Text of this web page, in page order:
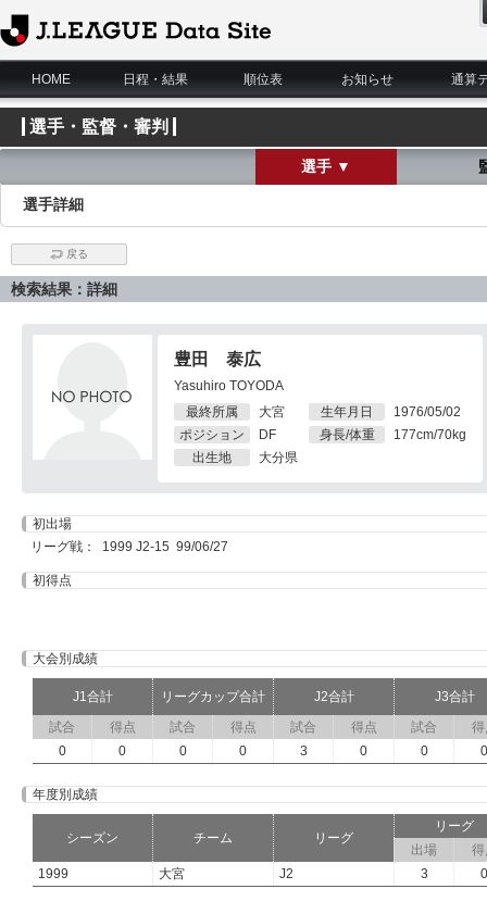
J.League Data Site
HOME
日程・結果 順位表 お知らせ 通算
選手・監督・審判
選手 ▼
選手詳細
戻る
検索結果：詳細
豊田 泰広
Yasuhiro TOYODA
最終所属
大宮
ポジション
DF
出生地
大分県
生年月日
1976/05/02
身長/体重
177cm/70kg
初出場
リーグ戦： 1999 J2-15 99/06/27
初得点
大会別成績
J1合計 リーグカップ合計 J2合計
J3合計
試合
得点 試合 得点 試合 得点 試合
得
0
0 0 0 3 0 0 0
年度別成績
シーズン チーム リーグ
リーグ
出場
得
1999
大宮 J2 3 0